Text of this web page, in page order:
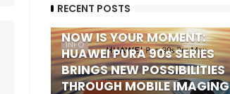
RECENT POSTS
INFO
NOW IS YOUR MOMENT:
HUAWEI PURA 90s SERIES
BRINGS NEW POSSIBILITIES
THROUGH MOBILE IMAGING